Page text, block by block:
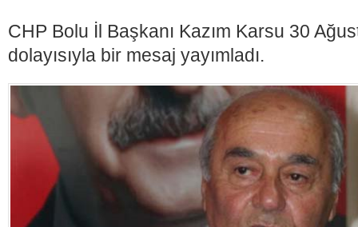
CHP Bolu İl Başkanı Kazım Karsu 30
dolayısıyla bir mesaj yayımladı.